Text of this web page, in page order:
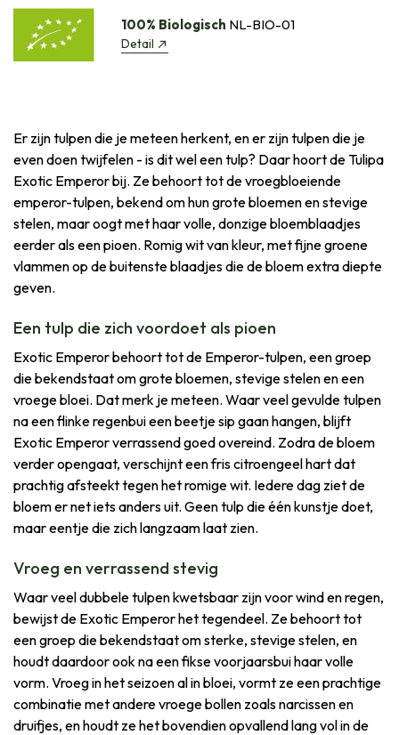
100% Biologisch NL-BIO-01
Detail
Er zijn tulpen die je meteen herkent, en er zijn tulpen die je
even doen twijfelen - is dit wel een tulp? Daar hoort de Tulipa
Exotic Emperor bij. Ze behoort tot de vroegbloeiende
emperor-tulpen, bekend om hun grote bloemen en stevige
stelen, maar oogt met haar volle, donzige bloemblaadjes
eerder als een pioen. Romig wit van kleur, met fijne groene
vlammen op de buitenste blaadjes die de bloem extra diepte
geven.
Een tulp die zich voordoet als pioen
Exotic Emperor behoort tot de Emperor-tulpen, een groep
die bekendstaat om grote bloemen, stevige stelen en een
vroege bloei. Dat merk je meteen. Waar veel gevulde tulpen
na een flinke regenbui een beetje sip gaan hangen, blijft
Exotic Emperor verrassend goed overeind. Zodra de bloem
verder opengaat, verschijnt een fris citroengeel hart dat
prachtig afsteekt tegen het romige wit. Iedere dag ziet de
bloem er net iets anders uit. Geen tulp die één kunstje doet,
maar eentje die zich langzaam laat zien.
Vroeg en verrassend stevig
Waar veel dubbele tulpen kwetsbaar zijn voor wind en regen,
bewijst de Exotic Emperor het tegendeel. Ze behoort tot
een groep die bekendstaat om sterke, stevige stelen, en
houdt daardoor ook na een fikse voorjaarsbui haar volle
vorm. Vroeg in het seizoen al in bloei, vormt ze een prachtige
combinatie met andere vroege bollen zoals narcissen en
druifjes, en houdt ze het bovendien opvallend lang vol in de